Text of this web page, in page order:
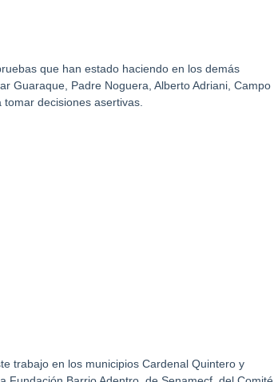
que han estado haciendo en los demás
Guaraque, Padre Noguera, Alberto Adriani, Campo
decisiones asertivas.
trabajo en los municipios Cardenal Quintero y